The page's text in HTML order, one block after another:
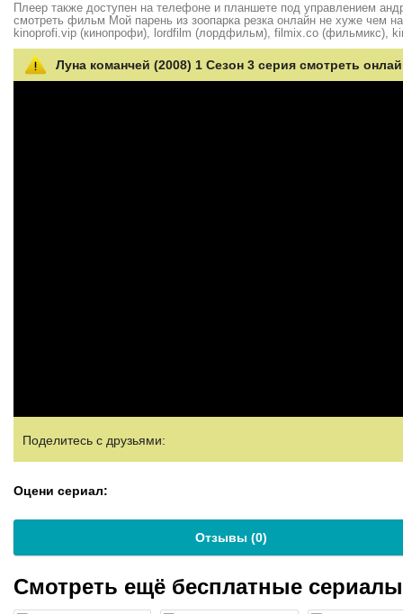
Плеер также доступен на телефоне и планшете под управлением
смотреть фильм Мой парень из зоопарка резка онлайн не хуже чем
kinoprofi.vip (кинопрофи), lordfilm (лордфильм), filmix.co (фильмикс),
Луна команчей (2008) 1 Сезон 3 серия смотреть
Поделитесь с друзьями:
Оцени сериал:
Отзывы (0)
Смотреть ещё бесплатные